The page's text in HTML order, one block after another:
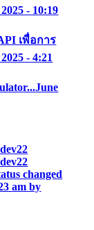
- 10:19
เพื่อการ
- 4:21
June
changed
am by